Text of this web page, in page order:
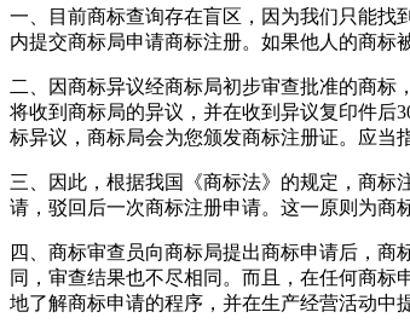
一、目前商标查询存在盲区，因为我们只能找
内提交商标局申请商标注册。如果他人的商标
二、因商标异议经商标局初步审查批准的商
将收到商标局的异议，并在收到异议复印件后
标异议，商标局会为您颁发商标注册证。应当
三、因此，根据我国《商标法》的规定，商标
请，驳回后一次商标注册申请。这一原则为商
四、商标审查员向商标局提出商标申请后，
同，审查结果也不尽相同。而且，在任何商
地了解商标申请的程序，并在生产经营活动中